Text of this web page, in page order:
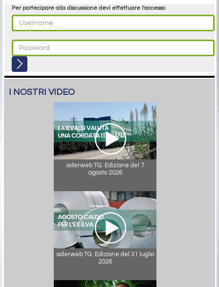
Per partecipare alla discussione devi effettuare l'accesso
I NOSTRI VIDEO
siderweb TG. Edizione del 7
agosto 2026
siderweb TG. Edizione del 31 luglio
2026